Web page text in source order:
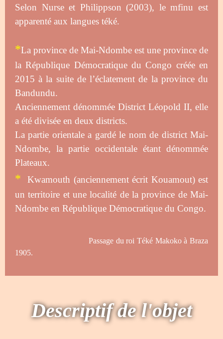
Selon Nurse et Philippson (2003), le mfinu est
apparenté aux langues téké.
*La province de Mai-Ndombe est une province de
la République Démocratique du Congo créée en
2015 à la suite de l’éclatement de la province du
Bandundu.
Anciennement dénommée District Léopold II, elle
a été divisée en deux districts.
La partie orientale a gardé le nom de district Mai-
Ndombe, la partie occidentale étant dénommée
Plateaux.
* Kwamouth (anciennement écrit Kouamout) est
un territoire et une localité de la province de Mai-
Ndombe en République Démocratique du Congo.
Passage du roi Téké Makoko à Braza
1905.
Descriptif de l'objet